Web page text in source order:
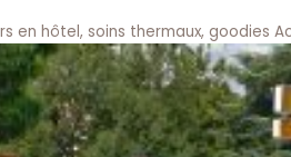
en hôtel, soins thermaux, goodies